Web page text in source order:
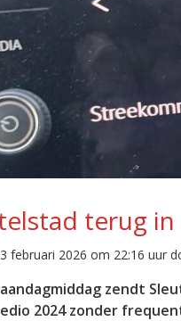
terug
februari 2026 om 22:16 uur
zendt
2024 zonder